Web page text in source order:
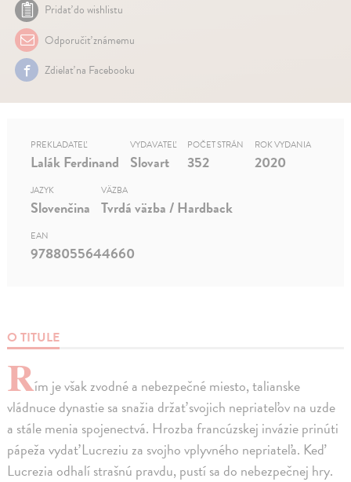
Pridať do wishlistu
Odporučiť známemu
Zdielať na Facebooku
O TITULE
Rím je však zvodné a nebezpečné miesto, talianske
vládnuce dynastie sa snažia držať svojich nepriateľov na uzde
a stále menia spojenectvá. Hrozba francúzskej invázie prinúti
pápeža vydať Lucreziu za svojho vplyvného nepriateľa. Keď
Lucrezia odhalí strašnú pravdu, pustí sa do nebezpečnej hry.
PREKLADATEĽ
Lalák Ferdinand
VYDAVATEĽ
Slovart
POČET STRÁN
352
ROK VYDANIA
2020
JAZYK
Slovenčina
VÄZBA
Tvrdá väzba / Hardback
EAN
9788055644660